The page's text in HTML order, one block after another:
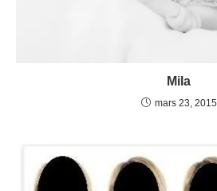
Mila
mars 23, 2015